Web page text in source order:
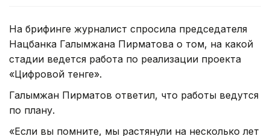
На брифинге журналист спросила председателя
Нацбанка Галымжана Пирматова о том, на какой
стадии ведется работа по реализации проекта
«Цифровой тенге».
Галымжан Пирматов ответил, что работы ведутся
по плану.
«Если вы помните, мы растянули на несколько лет